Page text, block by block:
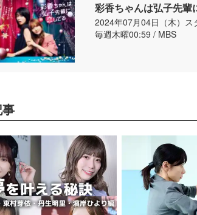
彩香ちゃんは弘子先輩
2024年07月04日（木）ス
毎週木曜00:59 / MBS